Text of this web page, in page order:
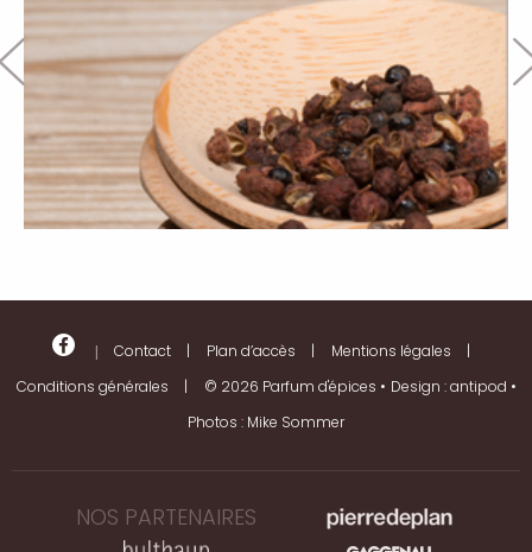
facebook Contact Plan d’accès
Mentions légales
Conditions générales
© 2026 Parfum d'épices Design :antipod
Photos : Mike Sommer
NOS PARTENAIRES